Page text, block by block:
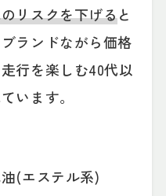
リスクを下げると
ランドながら価格
行を楽しむ40代以
います。
(エステル系)